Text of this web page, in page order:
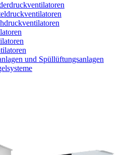
und Spüllüftungsanlagen